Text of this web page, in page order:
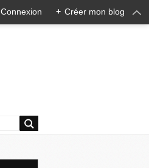
Connexion + Créer mon blog